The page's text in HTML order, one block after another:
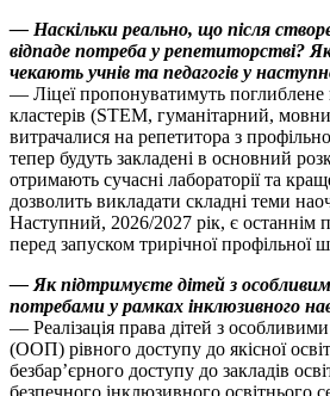
— Наскільки реально, що після
відпаде потреба у репетиторстві?
чекають учнів та педагогів у
— Ліцеї пропонуватимуть поглиблене
кластерів (STEM, гуманітарний,
витрачалися на репетитора з
тепер будуть закладені в основний
отримають сучасні лабораторії та
дозволить викладати складні теми
Наступний, 2026/2027 рік, є останнім
перед запуском трирічної профільної
— Як підтримуєте дітей з
потребами у рамках інклюзивного
— Реалізація права дітей з
(ООП) рівного доступу до якісної
безбар’єрного доступу до закладів
безпечного інклюзивного освітнього